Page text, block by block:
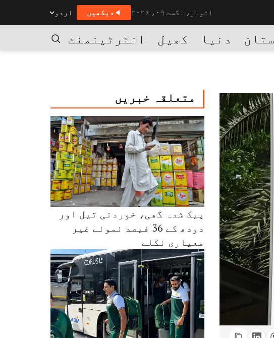
اتوار، اگست ۰۹، ۲۰۲۶ دیکھیں اردو
دنیا کھیل انٹرٹینمنٹ کاروبار
متعلقہ خبریں
پیک شدہ گھی، خوردنی تیل اور
دودھ کے 36 فیصد نمونے غیر
معیاری نکلے